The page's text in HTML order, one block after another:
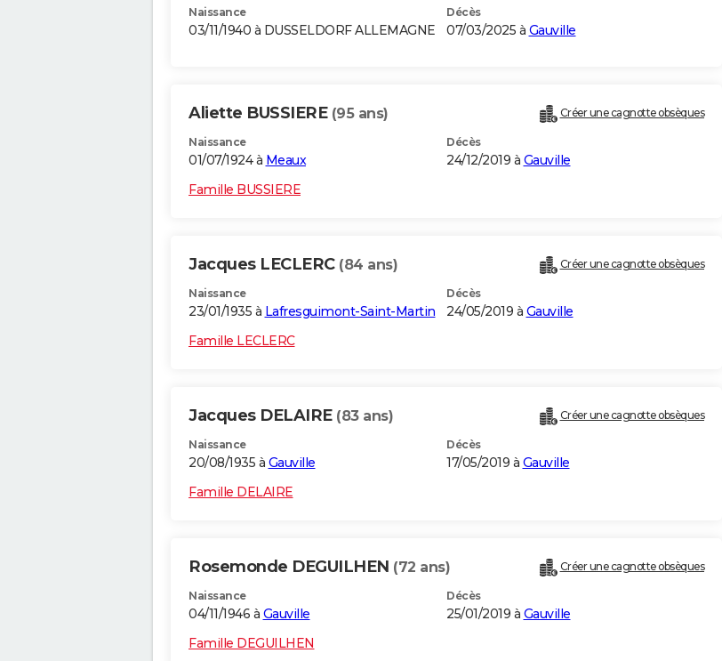
Naissance
03/11/1940 à DUSSELDORF ALLEMAGNE
Décès
07/03/2025 à Gauville
Aliette BUSSIERE (95 ans) Créer une cagnotte obsèques
Naissance
01/07/1924 à Meaux
Décès
24/12/2019 à Gauville
Famille BUSSIERE
Jacques LECLERC (84 ans) Créer une cagnotte obsèques
Naissance
23/01/1935 à Lafresguimont-Saint-Martin
Décès
24/05/2019 à Gauville
Famille LECLERC
Jacques DELAIRE (83 ans) Créer une cagnotte obsèques
Naissance
20/08/1935 à Gauville
Décès
17/05/2019 à Gauville
Famille DELAIRE
Rosemonde DEGUILHEN (72 ans) Créer une cagnotte obsèques
Naissance
04/11/1946 à Gauville
Décès
25/01/2019 à Gauville
Famille DEGUILHEN